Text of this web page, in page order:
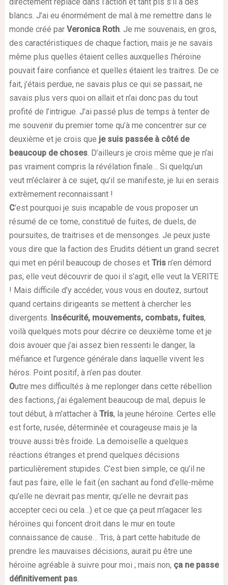
blancs. J’ai eu énormément de mal à me remettre dans le
monde créé par Veronica Roth. Je me souvenais, en gros,
des caractéristiques de chaque faction, mais je ne savais
même plus quelles étaient celles auxquelles l’héroïne
pouvait faire confiance et quelles étaient les traitres. De ce
fait, j’étais perdue, ne savais plus ce qui se passait, ne
savais plus vers quoi on allait et n’ai donc pas du tout
profité de l’intrigue. J’ai passé plus de temps à tenter de
me souvenir du premier tome qu’à me concentrer sur ce
deuxième et je crois que je suis passée à côté de
beaucoup de choses. D’ailleurs je crois même que je n’ai
pas vraiment compris la révélation finale… Si quelqu’un
veut m’éclairer à ce sujet, qu’il se manifeste, je lui en serais
extrêmement reconnaissant !
C’est pourquoi je suis incapable de vous proposer un
résumé de ce tome, constitué de fuites, de duels, de
poursuites, de traitrises et de mensonges. Je peux juste
vous dire que la faction des Erudits détient un grand secret
qui met en péril beaucoup de choses et Trisn’en démord
pas, elle veut découvrir de quoi il s’agit, elle veut la VERITE
! Mais difficile d’y accéder, vous vous en doutez, surtout
quand certains dirigeants se mettent à chercher les
divergents. Insécurité, mouvements, combats, fuites,
voilà quelques mots pour décrire ce deuxième tome et je
dois avouer que j’ai assez bien ressenti le danger, la
méfiance et l’urgence générale dans laquelle vivent les
héros. Point positif, à n’en pas douter.
Outre mes difficultés à me replonger dans cette rébellion
des factions, j’ai également beaucoup de mal, depuis le
tout début, à m’attacher à Tris, la jeune héroïne. Certes elle
est forte, rusée, déterminée et courageuse mais je la
trouve aussi très froide. La demoiselle a quelques
réactions étranges et prend quelques décisions
particulièrement stupides. C’est bien simple, ce qu’il ne
faut pas faire, elle le fait (en sachant au fond d’elle-même
qu’elle ne devrait pas mentir, qu’elle ne devrait pas
accepter ceci ou cela…) et ce que ça peut m’agacer les
héroïnes qui foncent droit dans le mur en toute
connaissance de cause… Tris, à part cette habitude de
prendre les mauvaises décisions, aurait pu être une
héroïne agréable à suivre pour moi ; mais non, ça ne passe
définitivement pas.